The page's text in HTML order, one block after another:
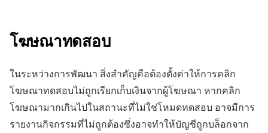
โฆษณาทดสอบ
ในระหว่างการพัฒนา สิ่งสำคัญคือต้องตั้งค่าให้การคลิก
โฆษณาทดสอบไม่ถูกเรียกเก็บเงินจากผู้โฆษณา หากคลิก
โฆษณามากเกินไปในสถานะที่ไม่ใช่โหมดทดสอบ อาจมีการ
รายงานกิจกรรมที่ไม่ถูกต้องซึ่งอาจทำให้บัญชีถูกบล็อกจาก